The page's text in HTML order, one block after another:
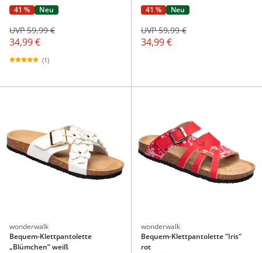
41 % Neu
34,99 €
UVP 59,99 €
(1)
41 %
Neu
34,99 €
UVP 59,99 €
wonderwalk
Bequem-Klettpantolette
„Blümchen“ weiß
wonderwalk
Bequem-Klettpantolette "Iris"
rot